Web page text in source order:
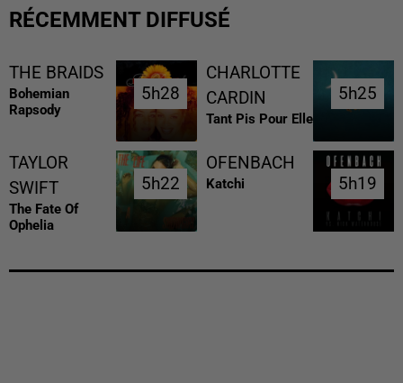
RÉCEMMENT DIFFUSÉ
THE BRAIDS
Bohemian
Rapsody
5h28
5h28
CHARLOTTE
CARDIN
Tant Pis Pour Elle
5h25
5h25
TAYLOR
SWIFT
The Fate Of
Ophelia
5h22
5h22
OFENBACH
Katchi 5h19
5h19